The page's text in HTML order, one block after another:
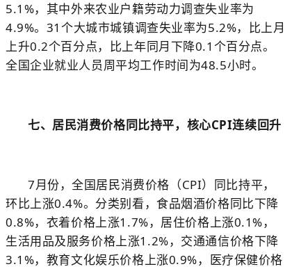
5.1%，其中外来农业户籍劳动力调查失业率为
4.9%。 31个大城市城镇调查失业率为5.2%，比上月
上升0.2个百分点，比上年同月下降0.1 个百分点。
全国企业就业人员周平均工作时间为48.5小时。
七、居民消费价格同比持平，核心CPI连续回升
7月份，全国居民消费价格（CPI）同比持平，
环比上涨0.4%。分类别看，食品烟酒价格同比下降
0.8%，衣着价格上涨1.7%，居住价格上涨0.1%，
生活用品及服务价格上涨1.2%，交通通信价格下降
3.1%，教育文化娱乐价格上涨0.9%，医疗保健价格